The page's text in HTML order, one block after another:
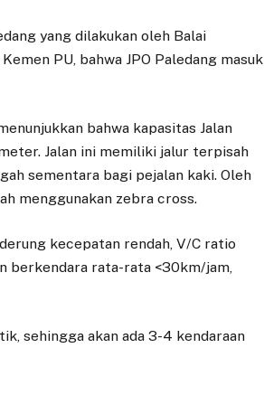
yang dilakukan oleh Balai
PU, bahwa JPO Paledang masuk
bahwa kapasitas Jalan
Jalan ini memiliki jalur terpisah
sementara bagi pejalan kaki. Oleh
menggunakan zebra cross.
kecepatan rendah, V/C ratio
berkendara rata-rata <30km/jam,
sehingga akan ada 3-4 kendaraan